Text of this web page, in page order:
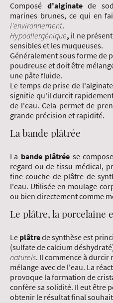
Composé d'alginatede
marines brunes, ce qui en
l'environnement.
Hypoallergénique, il ne
sensibles et les muqueuses.
Généralement sous forme de
poudreuse et doit être
une pâte fluide.
Le temps de prise de
signifie qu'il durcit
de l'eau. Cela permet de
grande précision et rapidité.
La bande plâtrée
La bande plâtrée se
regard ou de tissu médical,
fine couche de plâtre de
l'eau. Utilisée en moulage
ou bien directement comme
Le plâtre, la porcelaine
Le plâtrede synthèse est
(sulfate de calcium
naturels. Ilcommence à durcir
mélange avec de l'eau. La
provoque la formation de
confère sa solidité. Il eut être
obtenir le résultat final